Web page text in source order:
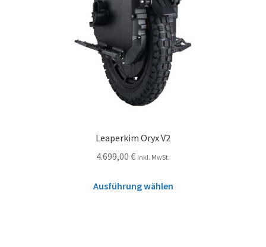
Leaperkim Oryx V2
4.699,00 € inkl. MwSt.
Ausführung wählen